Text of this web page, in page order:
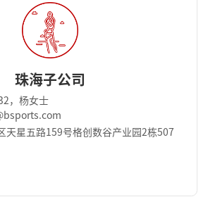
珠海子公司
，杨女士
天星五路159号格创数谷产业园2栋507